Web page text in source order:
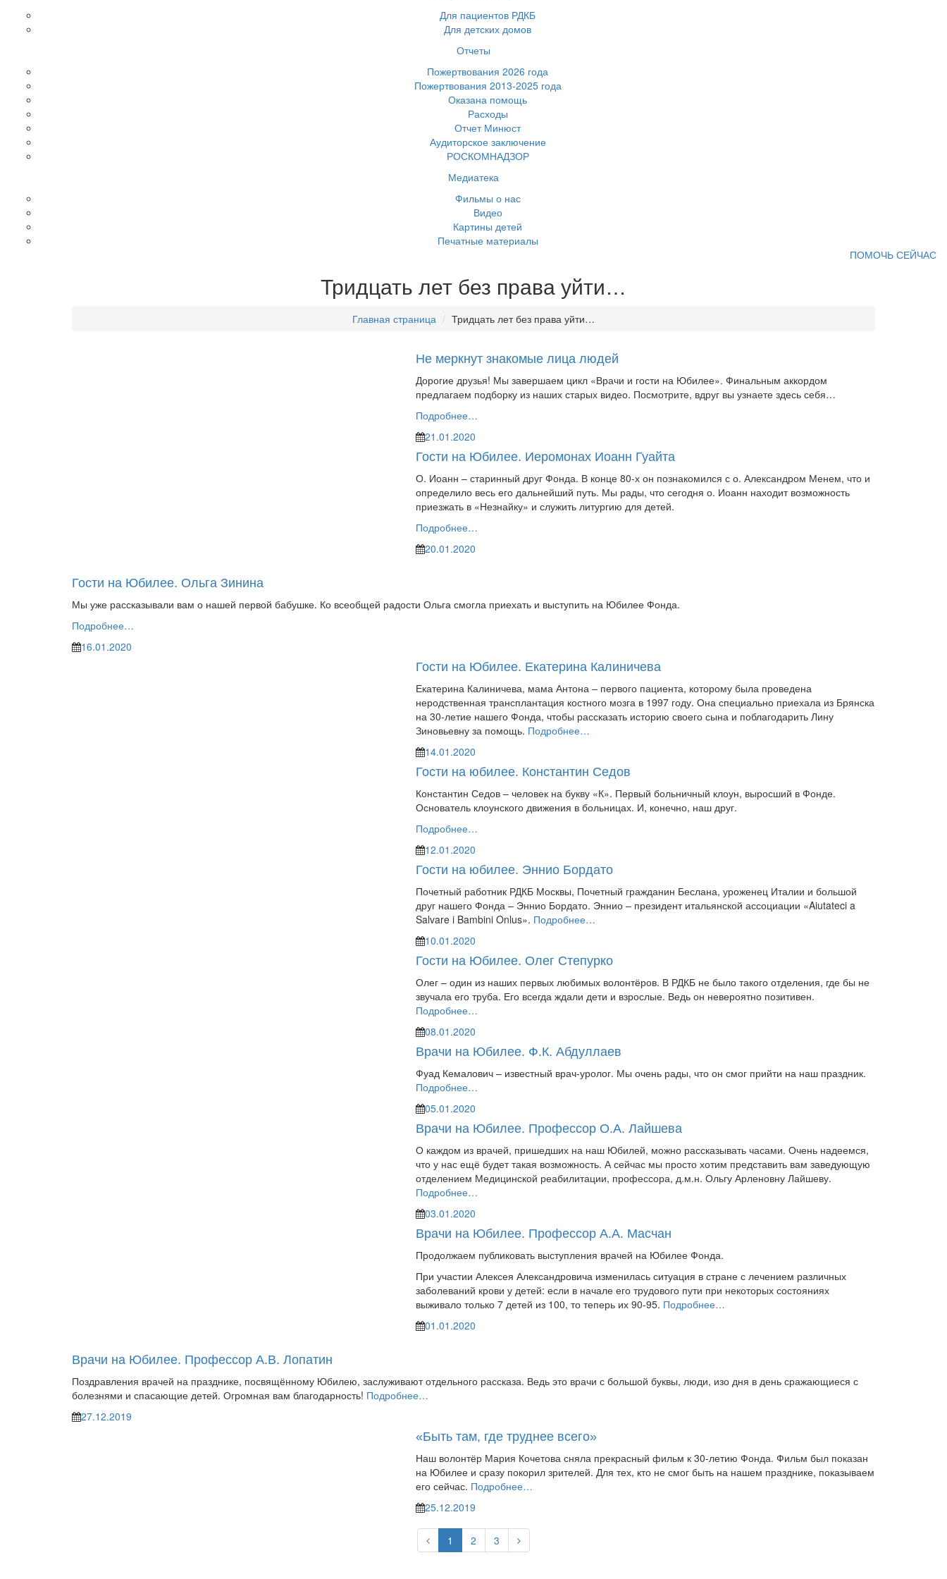
Для пациентов РДКБ
Для детских домов
Отчеты
Пожертвования 2026 года
Пожертвования 2013-2025 года
Оказана помощь
Расходы
Отчет Минюст
Аудиторское заключение
РОСКОМНАДЗОР
Медиатека
Фильмы о нас
Видео
Картины детей
Печатные материалы
ПОМОЧЬ СЕЙЧАС
Тридцать лет без права уйти…
Главная страница Тридцать лет без права уйти…
Не меркнут знакомые лица людей
Дорогие друзья! Мы завершаем цикл «Врачи и гости на Юбилее». Финальным аккордом
предлагаем подборку из наших старых видео. Посмотрите, вдруг вы узнаете здесь себя…
Подробнее…
21.01.2020
Гости на Юбилее. Иеромонах Иоанн Гуайта
О. Иоанн – старинный друг Фонда. В конце 80-х он познакомился с о. Александром Менем, что и
определило весь его дальнейший путь. Мы рады, что сегодня о. Иоанн находит возможность
приезжать в «Незнайку» и служить литургию для детей.
Подробнее…
20.01.2020
Гости на Юбилее. Ольга Зинина
Мы уже рассказывали вам о нашей первой бабушке. Ко всеобщей радости Ольга смогла приехать и выступить на Юбилее Фонда.
Подробнее…
16.01.2020
Гости на Юбилее. Екатерина Калиничева
Екатерина Калиничева, мама Антона – первого пациента, которому была проведена
неродственная трансплантация костного мозга в 1997 году. Она специально приехала из Брянска
на 30-летие нашего Фонда, чтобы рассказать историю своего сына и поблагодарить Лину
Зиновьевну за помощь. Подробнее…
14.01.2020
Гости на юбилее. Константин Седов
Константин Седов – человек на букву «К». Первый больничный клоун, выросший в Фонде.
Основатель клоунского движения в больницах. И, конечно, наш друг.
Подробнее…
12.01.2020
Гости на юбилее. Эннио Бордато
Почетный работник РДКБ Москвы, Почетный гражданин Беслана, уроженец Италии и большой
друг нашего Фонда – Эннио Бордато. Эннио – президент итальянской ассоциации «Aiutateci a
Salvare i Bambini Onlus». Подробнее…
10.01.2020
Гости на Юбилее. Олег Степурко
Олег – один из наших первых любимых волонтёров. В РДКБ не было такого отделения, где бы не
звучала его труба. Его всегда ждали дети и взрослые. Ведь он невероятно позитивен.
Подробнее…
08.01.2020
Врачи на Юбилее. Ф.К. Абдуллаев
Фуад Кемалович – известный врач-уролог. Мы очень рады, что он смог прийти на наш праздник.
Подробнее…
05.01.2020
Врачи на Юбилее. Профессор О.А. Лайшева
О каждом из врачей, пришедших на наш Юбилей, можно рассказывать часами. Очень надеемся,
что у нас ещё будет такая возможность. А сейчас мы просто хотим представить вам заведующую
отделением Медицинской реабилитации, профессора, д.м.н. Ольгу Арленовну Лайшеву.
Подробнее…
03.01.2020
Врачи на Юбилее. Профессор А.А. Масчан
Продолжаем публиковать выступления врачей на Юбилее Фонда.
При участии Алексея Александровича изменилась ситуация в стране с лечением различных
заболеваний крови у детей: если в начале его трудового пути при некоторых состояниях
выживало только 7 детей из 100, то теперь их 90-95. Подробнее…
01.01.2020
Врачи на Юбилее. Профессор А.В. Лопатин
Поздравления врачей на празднике, посвящённому Юбилею, заслуживают отдельного рассказа. Ведь это врачи с большой буквы, люди, изо дня в день сражающиеся с
болезнями и спасающие детей. Огромная вам благодарность! Подробнее…
27.12.2019
«Быть там, где труднее всего»
Наш волонтёр Мария Кочетова сняла прекрасный фильм к 30-летию Фонда. Фильм был показан
на Юбилее и сразу покорил зрителей. Для тех, кто не смог быть на нашем празднике, показываем
его сейчас. Подробнее…
25.12.2019
Prev 1 2 3 Next